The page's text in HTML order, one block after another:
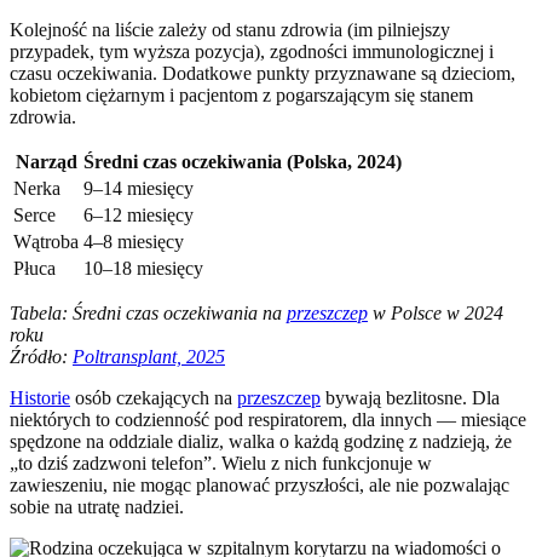
Kolejność na liście zależy od stanu zdrowia (im pilniejszy
przypadek, tym wyższa pozycja), zgodności immunologicznej i
czasu oczekiwania. Dodatkowe punkty przyznawane są dzieciom,
kobietom ciężarnym i pacjentom z pogarszającym się stanem
zdrowia.
Narząd Średni czas oczekiwania (Polska, 2024)
Nerka
9–14 miesięcy
Serce
6–12 miesięcy
Wątroba 4–8 miesięcy
Płuca
10–18 miesięcy
Tabela: Średni czas oczekiwania na przeszczep w Polsce w 2024
roku
Źródło: Poltransplant, 2025
Historie osób czekających na przeszczep bywają bezlitosne. Dla
niektórych to codzienność pod respiratorem, dla innych — miesiące
spędzone na oddziale dializ, walka o każdą godzinę z nadzieją, że
„to dziś zadzwoni telefon”. Wielu z nich funkcjonuje w
zawieszeniu, nie mogąc planować przyszłości, ale nie pozwalając
sobie na utratę nadziei.